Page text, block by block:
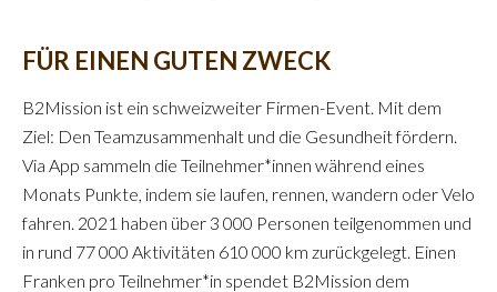
FÜR EINEN GUTEN ZWECK
B2Mission ist ein schweizweiter Firmen-Event. Mit dem
Ziel: Den Teamzusammenhalt und die Gesundheit fördern.
Via App sammeln die Teilnehmer*innen während eines
Monats Punkte, indem sie laufen, rennen, wandern oder Velo
fahren. 2021 haben über 3 000 Personen teilgenommen und
in rund 77 000 Aktivitäten 610 000 km zurückgelegt. Einen
Franken pro Teilnehmer*in spendet B2Mission dem